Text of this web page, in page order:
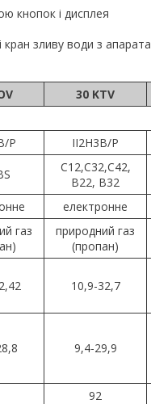
кнопок і дисплея
зливу води з апарата
30 KTV
P II2H3B/P
C12,C32,C42,
B22, B32
електронне
газ
природний газ
(пропан)
10,9-32,7
9,4-29,9
92